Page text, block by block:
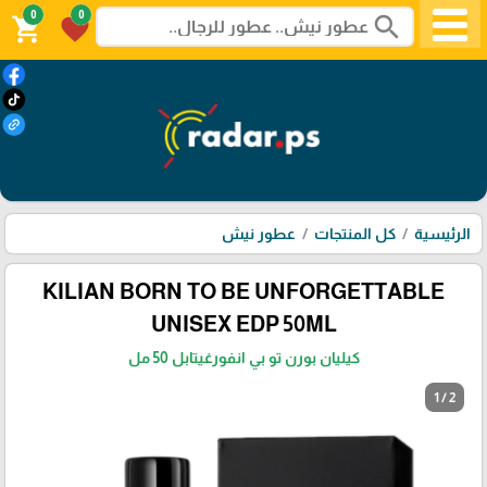
search
0
favorite
0
shopping_cart
الرئيسية كل المنتجات عطور نيش
KILIAN BORN TO BE UNFORGETTABLE
UNISEX EDP 50ML
كيليان بورن تو بي انفورغيتابل 50 مل
1 / 2